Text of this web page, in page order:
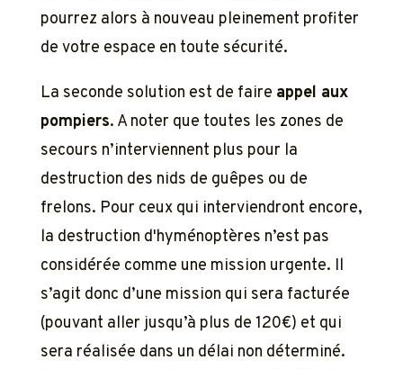
pourrez alors à nouveau pleinement profiter
de votre espace en toute sécurité.
La seconde solution est de faire appel aux
pompiers. A noter que toutes les zones de
secours n’interviennent plus pour la
destruction des nids de guêpes ou de
frelons. Pour ceux qui interviendront encore,
la destruction d'hyménoptères n’est pas
considérée comme une mission urgente. Il
s’agit donc d’une mission qui sera facturée
(pouvant aller jusqu’à plus de 120€) et qui
sera réalisée dans un délai non déterminé.